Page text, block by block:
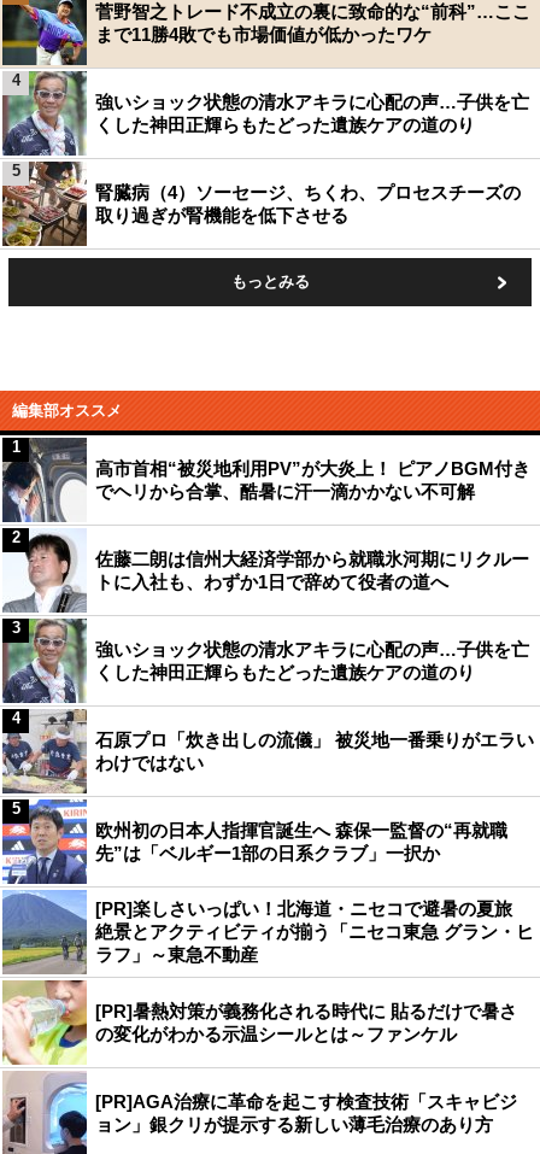
菅野智之トレード不成立の裏に致命的な“前科”…ここ
まで11勝4敗でも市場価値が低かったワケ
強いショック状態の清水アキラに心配の声…子供を亡
くした神田正輝らもたどった遺族ケアの道のり
4
腎臓病（4）ソーセージ、ちくわ、プロセスチーズの
取り過ぎが腎機能を低下させる
5
もっとみる
編集部オススメ
高市首相“被災地利用PV”が大炎上！ ピアノBGM付き
でヘリから合掌、酷暑に汗一滴かかない不可解
1
佐藤二朗は信州大経済学部から就職氷河期にリクルー
トに入社も、わずか1日で辞めて役者の道へ
2
強いショック状態の清水アキラに心配の声…子供を亡
くした神田正輝らもたどった遺族ケアの道のり
3
石原プロ「炊き出しの流儀」 被災地一番乗りがエラい
わけではない
4
欧州初の日本人指揮官誕生へ 森保一監督の“再就職
先”は「ベルギー1部の日系クラブ」一択か
5
[PR]楽しさいっぱい！北海道・ニセコで避暑の夏旅
絶景とアクティビティが揃う「ニセコ東急 グラン・ヒ
ラフ」～東急不動産
[PR]暑熱対策が義務化される時代に 貼るだけで暑さ
の変化がわかる示温シールとは～ファンケル
[PR]AGA治療に革命を起こす検査技術「スキャビジ
ョン」銀クリが提示する新しい薄毛治療のあり方